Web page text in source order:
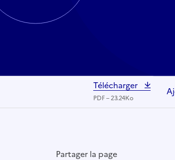
Télécharger
PDF – 23.24Ko
Partager la page